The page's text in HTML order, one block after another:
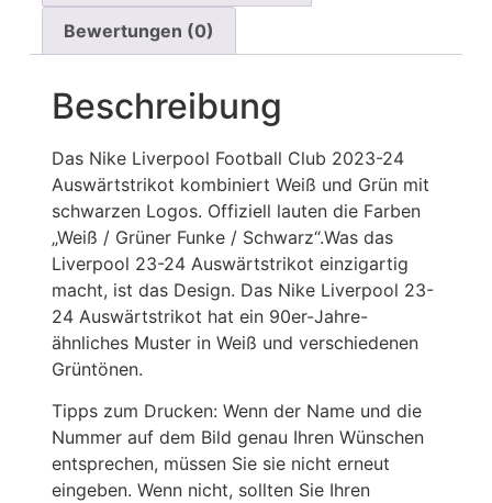
Bewertungen (0)
Beschreibung
Das Nike Liverpool Football Club 2023-24
Auswärtstrikot kombiniert Weiß und Grün mit
schwarzen Logos. Offiziell lauten die Farben
„Weiß / Grüner Funke / Schwarz“.Was das
Liverpool 23-24 Auswärtstrikot einzigartig
macht, ist das Design. Das Nike Liverpool 23-
24 Auswärtstrikot hat ein 90er-Jahre-
ähnliches Muster in Weiß und verschiedenen
Grüntönen.
Tipps zum Drucken: Wenn der Name und die
Nummer auf dem Bild genau Ihren Wünschen
entsprechen, müssen Sie sie nicht erneut
eingeben. Wenn nicht, sollten Sie Ihren